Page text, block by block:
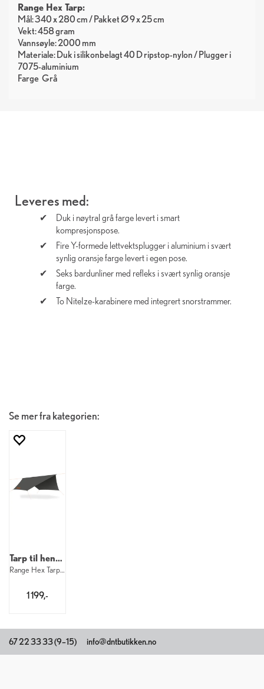
Range Hex Tarp:
Mål: 340 x 280 cm / Pakket Ø 9 x 25 cm
Vekt: 458 gram
Vannsøyle: 2000 mm
Materiale: Duk i silikonbelagt 40 D ripstop-nylon / Plugger i
7075-aluminium
Farge Grå
Leveres med:
Duk i nøytral grå farge levert i smart
kompresjonspose.
Fire Y-formede lettvektsplugger i aluminium i svært
synlig oransje farge levert i egen pose.
Seks bardunliner med refleks i svært synlig oransje
farge.
To NiteIze-karabinere med integrert snorstrammer.
Se mer fra kategorien:
Tarp til hengekøye
Range Hex Tarp 3,4 x 2,8 m
1 199,-
67 22 33 33 (9–15) info@dntbutikken.no